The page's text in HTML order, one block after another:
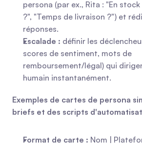
persona (par ex., Rita : "En
?", "Temps de livraison ?") et
réponses.
Escalade : définir les
scores de sentiment, mots de
remboursement/légal) qui
humain instantanément.
Exemples de cartes de persona
briefs et des scripts
Format de carte : Nom |